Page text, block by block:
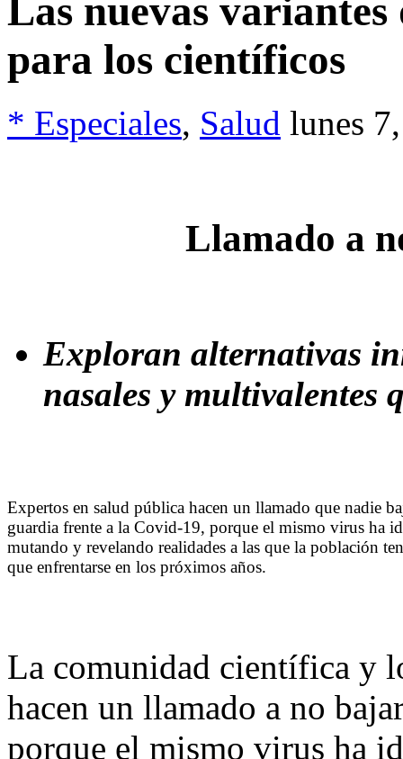
Las nuevas
para los científicos
* Especiales, Salud lunes
Llamado a
Exploran alternativas
nasales y multivalentes
Expertos en salud pública hacen un llamado que nadie
guardia frente a la Covid-19, porque el mismo virus ha
mutando y revelando realidades a las que la población
que enfrentarse en los próximos años.
La comunidad científica y
hacen un llamado a no
porque el mismo virus ha